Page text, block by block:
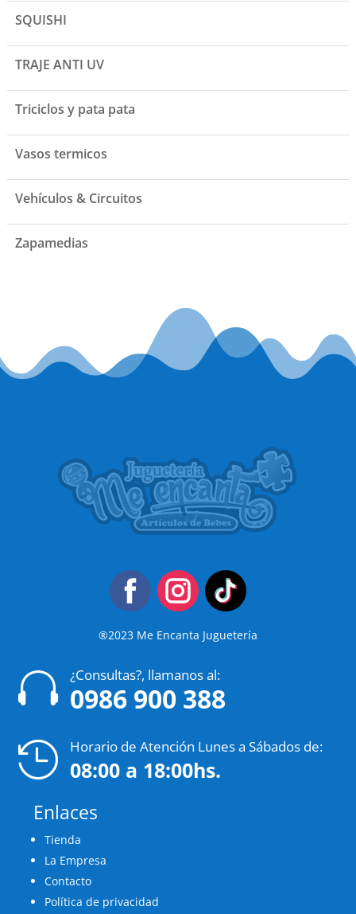
SQUISHI
TRAJE ANTI UV
Triciclos y pata pata
Vasos termicos
Vehículos & Circuitos
Zapamedias
®2023 Me Encanta Juguetería
 ¿Consultas?, llamanos al:
0986 900 388
 Horario de Atención Lunes a Sábados de:
08:00 a 18:00hs.
Enlaces
Tienda
La Empresa
Contacto
Política de privacidad